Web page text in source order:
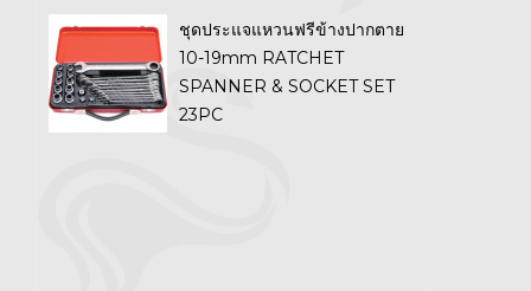
ชุดประแจแหวนฟรีข้างปากตาย
10-19mm RATCHET
SPANNER & SOCKET SET
23PC